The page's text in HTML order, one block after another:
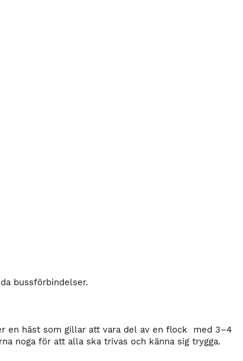
bussförbindelser.
en häst som gillar att vara del av en flock  med 3–4
noga för att alla ska trivas och känna sig trygga.